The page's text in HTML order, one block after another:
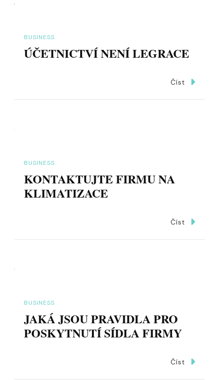
BUSINESS
ÚČETNICTVÍ NENÍ LEGRACE
Číst
BUSINESS
KONTAKTUJTE FIRMU NA
KLIMATIZACE
Číst
BUSINESS
JAKÁ JSOU PRAVIDLA PRO
POSKYTNUTÍ SÍDLA FIRMY
Číst